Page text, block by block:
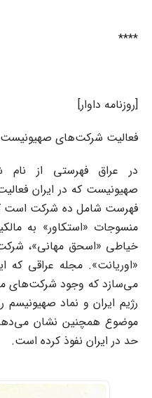
****
[روزنامه داوار]
فعالیت شرکت‌های صهیونیست
در عراق فهرستی از
صهیونیست که در ایران
فهرست شامل ده شرکت است که
منسوجات «استکاور» به
خیاطی «اسحق مهانی»،
«اوریانت». مجله عراقی
می‌سازد که وجود شرکت‌های
رژیم ایران و نماد
موضوع همچنین نشان
حد در ایران نفوذ کرده است.